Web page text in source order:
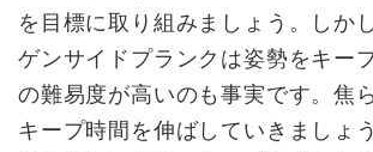
を目標に取り組みましょう。しか
ゲンサイドプランクは姿勢をキー
の難易度が高いのも事実です。焦
キープ時間を伸ばしていきましょ